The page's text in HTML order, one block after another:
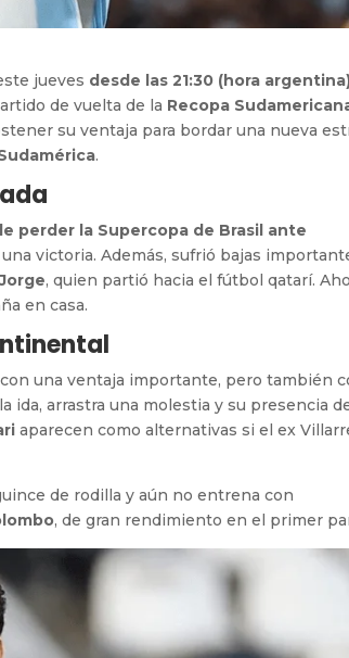
jueves desde las 21:30 (hora
de vuelta de la Recopa
su ventaja para bordar una nueva
.
perder la Supercopa de Brasil ante
victoria. Además, sufrió bajas
, quien partió hacia el fútbol qatarí.
en casa.
una ventaja importante, pero también
ida, arrastra una molestia y su presencia
aparecen como alternativas si el ex
de rodilla y aún no entrena con
, de gran rendimiento en el primer